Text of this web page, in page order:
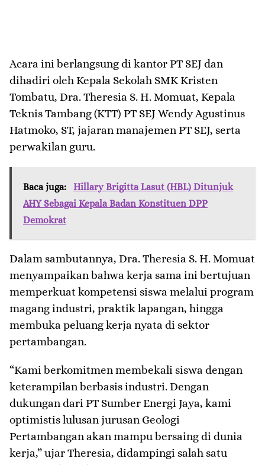
Acara ini berlangsung di kantor PT SEJ dan
dihadiri oleh Kepala Sekolah SMK Kristen
Tombatu, Dra. Theresia S. H. Momuat, Kepala
Teknis Tambang (KTT) PT SEJ Wendy Agustinus
Hatmoko, ST, jajaran manajemen PT SEJ, serta
perwakilan guru.
Baca juga:
Hillary Brigitta Lasut (HBL) Ditunjuk
AHY Sebagai Kepala Badan Konstituen DPP
Demokrat
Dalam sambutannya, Dra. Theresia S. H. Momuat
menyampaikan bahwa kerja sama ini bertujuan
memperkuat kompetensi siswa melalui program
magang industri, praktik lapangan, hingga
membuka peluang kerja nyata di sektor
pertambangan.
“Kami berkomitmen membekali siswa dengan
keterampilan berbasis industri. Dengan
dukungan dari PT Sumber Energi Jaya, kami
optimistis lulusan jurusan Geologi
Pertambangan akan mampu bersaing di dunia
kerja,” ujar Theresia, didampingi salah satu